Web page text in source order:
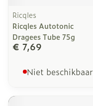
Ricqles
Ricqles Autotonic
Dragees Tube 75g
€ 7,69
Niet beschikbaar